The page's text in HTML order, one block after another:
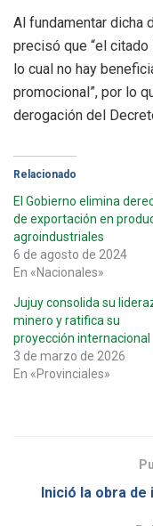
Al fundamentar dicha
precisó que “el
lo cual no hay
promocional”, por lo
derogación del
Relacionado
El Gobierno elimina
de exportación en
agroindustriales
6 de agosto de 2024
En «Nacionales»
Jujuy consolida su
minero y ratifica su
proyección internacional
3 de marzo de 2026
En «Provinciales»
Inició la obra de